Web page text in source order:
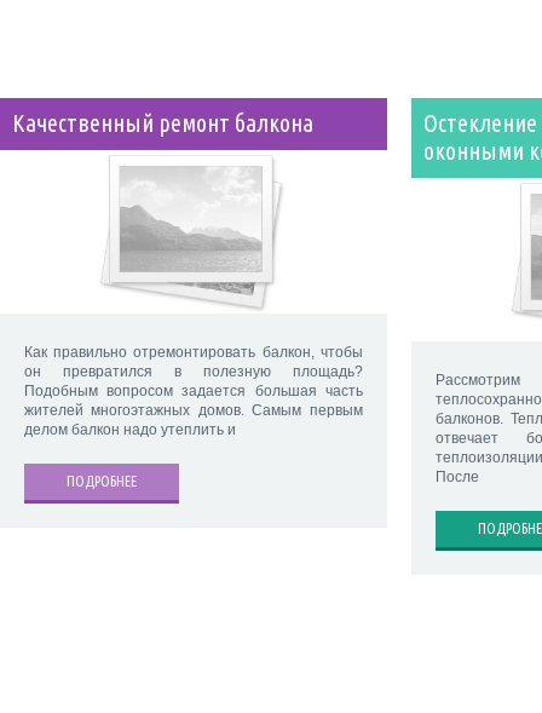
Качественный ремонт балкона
Как правильно отремонтировать балкон, чтобы
он превратился в полезную площадь?
Подобным вопросом задается большая часть
жителей многоэтажных домов. Самым первым
делом балкон надо утеплить и
ПОДРОБНЕЕ
оконными
балконов.
отвечает
После